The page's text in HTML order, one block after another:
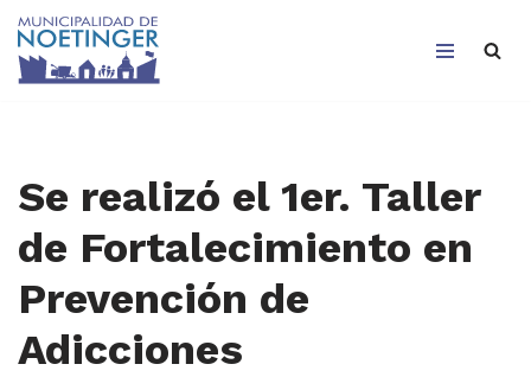
Saltar
Se realizó el 1er. Taller
de Fortalecimiento en
Prevención de
Adicciones